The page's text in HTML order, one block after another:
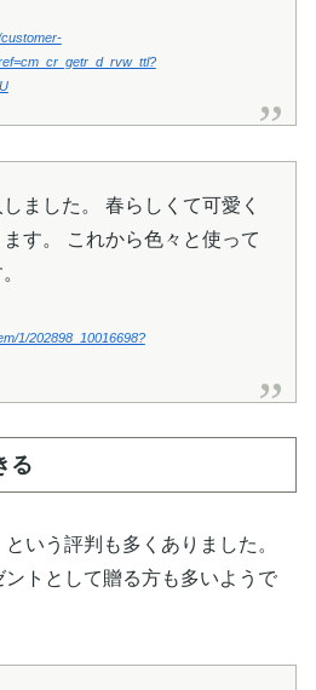
ました。 春らしくて可愛く
す。 これから色々と使って
1/202898_10016698?
る
いう評判も多くありました。
トとして贈る方も多いようで